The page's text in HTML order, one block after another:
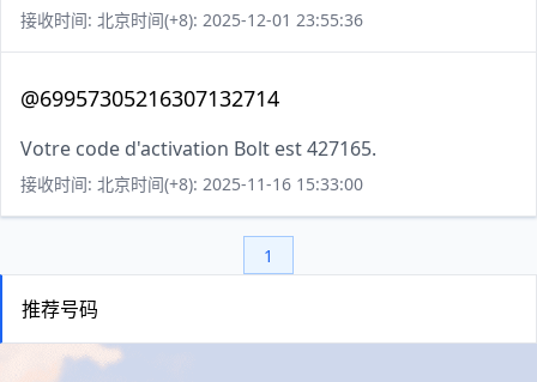
接收时间: 北京时间(+8): 2025-12-01 23:55:36
@69957305216307132714
Votre code d'activation Bolt est 427165.
接收时间: 北京时间(+8): 2025-11-16 15:33:00
1
推荐号码